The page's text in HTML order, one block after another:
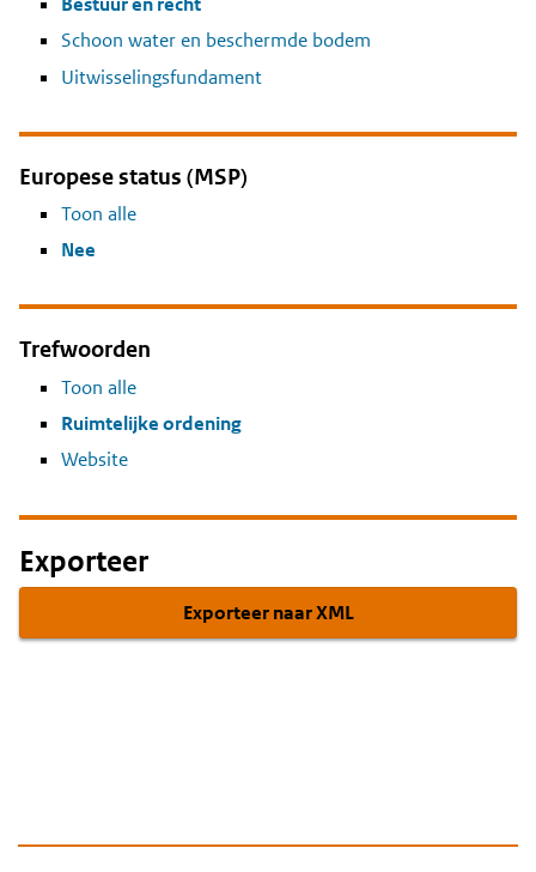
Schoon water en beschermde bodem
Uitwisselingsfundament
Europese status (MSP)
Toon alle
Nee
Trefwoorden
Toon alle
Ruimtelijke ordening
Website
Exporteer
Exporteer naar XML